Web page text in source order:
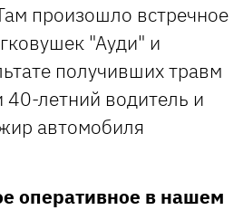
произошло встречное
"Ауди" и
получивших травм
40-летний водитель и
автомобиля
оперативное в нашем